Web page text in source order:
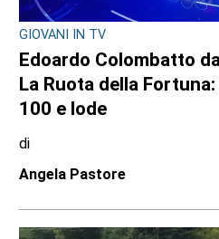
GIOVANI IN TV
Edoardo Colombatto
La Ruota della
100 e lode
di
Angela Pastore